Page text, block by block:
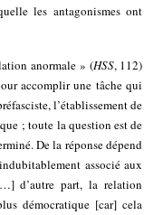
les antagonismes ont
anormale » (HSS, 112)
accomplir une tâche qui
l’établissement de
; toute la question est de
De la réponse dépend
associé aux
d’autre part, la relation
démocratique [car] cela